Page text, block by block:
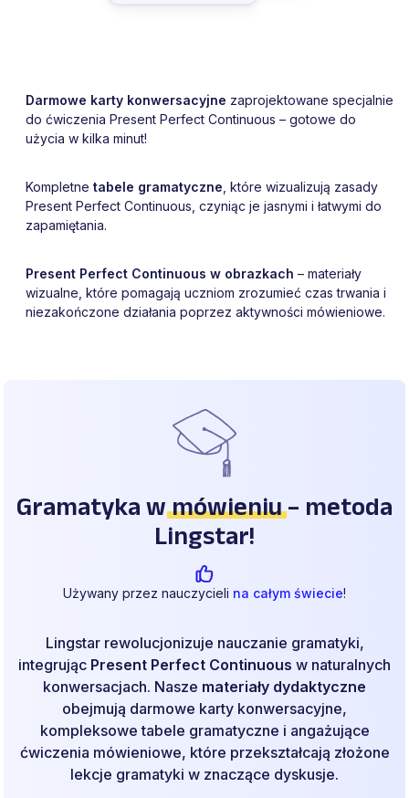
Darmowe karty konwersacyjne zaprojektowane specjalnie
do ćwiczenia Present Perfect Continuous – gotowe do
użycia w kilka minut!
Kompletne tabele gramatyczne , które wizualizują zasady
Present Perfect Continuous, czyniąc je jasnymi i łatwymi do
zapamiętania.
Present Perfect Continuous w obrazkach – materiały
wizualne, które pomagają uczniom zrozumieć czas trwania i
niezakończone działania poprzez aktywności mówieniowe.
Gramatyka wmówieniu– metoda
Lingstar!
Używany przez nauczycieli na całym świecie!
Lingstar rewolucjonizuje nauczanie gramatyki,
integrując Present Perfect Continuous w naturalnych
konwersacjach. Nasze materiały dydaktyczne
obejmują darmowe karty konwersacyjne,
kompleksowe tabele gramatyczne i angażujące
ćwiczenia mówieniowe, które przekształcają złożone
lekcje gramatyki w znaczące dyskusje.